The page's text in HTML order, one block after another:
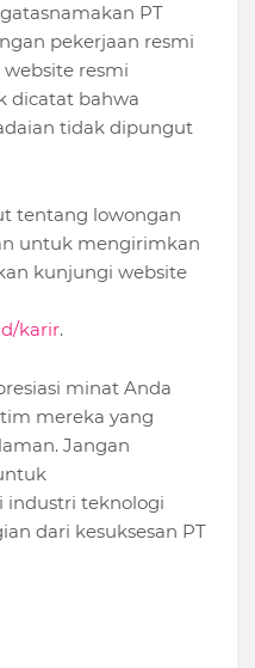
PT
pekerjaan resmi
resmi
dicatat bahwa
tidak dipungut
tentang lowongan
untuk mengirimkan
kunjungi website
karir.
minat Anda
mereka yang
Jangan
industri teknologi
dari kesuksesan PT